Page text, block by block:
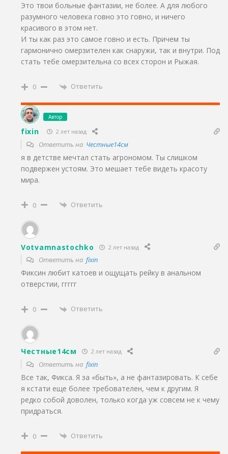
Это твои больные фантазии, не более. А для любого
разумного человека говно это говно, и ничего
красивого в этом нет.
И ты как раз это самое говно и есть. Причем ты
гармонично омерзителен как снаружи, так и внутри. Под
стать тебе омерзительна со всех сторон и Рыжая.
0 Ответить
Автор
fixin 2 лет назад
Ответить на Честные14см
я в детстве мечтал стать агрономом. Ты слишком
подвержен устоям. Это мешает тебе видеть красоту
мира.
0 Ответить
Votvamnastochko 2 лет назад
Ответить на fixin
Фиксин любит катоев и ощущать рейку в анальном
отверстии, ггггг
0 Ответить
Честные14см 2 лет назад
Ответить на fixin
Все так, Фикса. Я за «быть», а не фантазировать. К себе
я кстати еще более требователен, чем к другим. Я
редко собой доволен, только когда уж совсем не к чему
придраться.
0 Ответить